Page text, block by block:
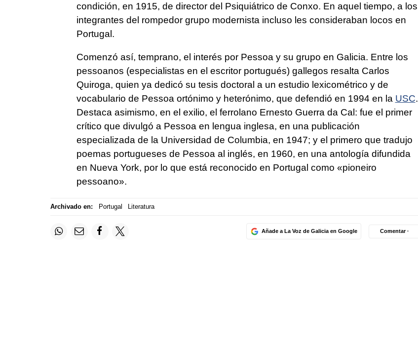
condición, en 1915, de director del Psiquiátrico de Conxo. En aquel tiempo, a los
integrantes del rompedor grupo modernista incluso les consideraban locos en
Portugal.
Comenzó así, temprano, el interés por Pessoa y su grupo en Galicia. Entre los
pessoanos (especialistas en el escritor portugués) gallegos resalta Carlos
Quiroga, quien ya dedicó su tesis doctoral a un estudio lexicométrico y de
vocabulario de Pessoa ortónimo y heterónimo, que defendió en 1994 en la USC.
Destaca asimismo, en el exilio, el ferrolano Ernesto Guerra da Cal: fue el primer
crítico que divulgó a Pessoa en lengua inglesa, en una publicación
especializada de la Universidad de Columbia, en 1947; y el primero que tradujo
poemas portugueses de Pessoa al inglés, en 1960, en una antología difundida
en Nueva York, por lo que está reconocido en Portugal como «pioneiro
pessoano».
Archivado en: Portugal Literatura
Añade a La Voz de Galicia en Google Comentar ·